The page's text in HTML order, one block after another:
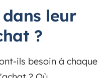
leur
?
ils besoin à chaque